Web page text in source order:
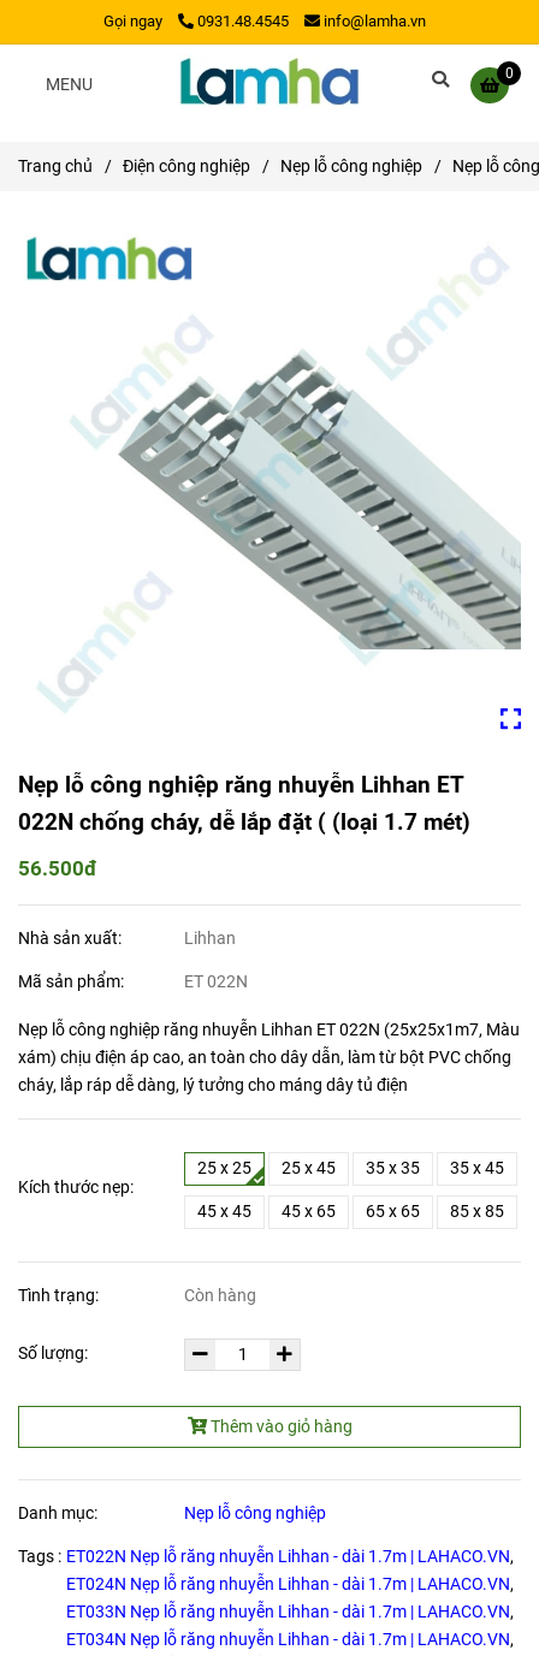
Gọi ngay 0931.48.4545 info@lamha.vn
0
MENU
Trang chủ / Điện công nghiệp / Nẹp lỗ công nghiệp / Nẹp lỗ
Nẹp lỗ công nghiệp răng nhuyễn Lihhan ET
022N chống cháy, dễ lắp đặt ( (loại 1.7 mét)
56.500đ
Nhà sản xuất: Lihhan
Mã sản phẩm: ET 022N
Nẹp lỗ công nghiệp răng nhuyễn Lihhan ET 022N (25x25x1m7, Màu
xám) chịu điện áp cao, an toàn cho dây dẫn, làm từ bột PVC chống
cháy, lắp ráp dễ dàng, lý tưởng cho máng dây tủ điện
Kích thước nẹp:
25 x 25 25 x 45 35 x 35 35 x 45
45 x 45 45 x 65 65 x 65 85 x 85
Tình trạng: Còn hàng
Số lượng:
Thêm vào giỏ hàng
Danh mục: Nẹp lỗ công nghiệp
Tags : ET022N Nẹp lỗ răng nhuyễn Lihhan - dài 1.7m | LAHACO.VN,
ET024N Nẹp lỗ răng nhuyễn Lihhan - dài 1.7m | LAHACO.VN,
ET033N Nẹp lỗ răng nhuyễn Lihhan - dài 1.7m | LAHACO.VN,
ET034N Nẹp lỗ răng nhuyễn Lihhan - dài 1.7m | LAHACO.VN,